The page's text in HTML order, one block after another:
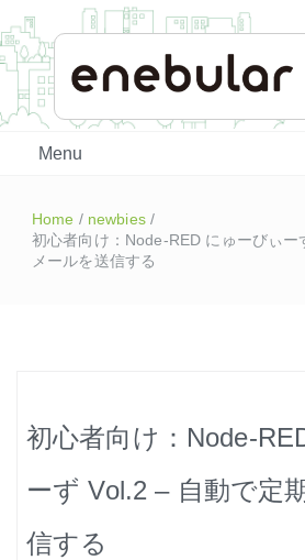
enebular 公式 技術ブログ
Menu
はじめよう、enebular (2)
はじめよう、enebular (3)
はじめよう、enebular (4)
Home / newbies /
初心者向け：Node-RED にゅーびぃー
メールを送信する
初心者向け：Node-
ーず Vol.2 – 自動で定
信する